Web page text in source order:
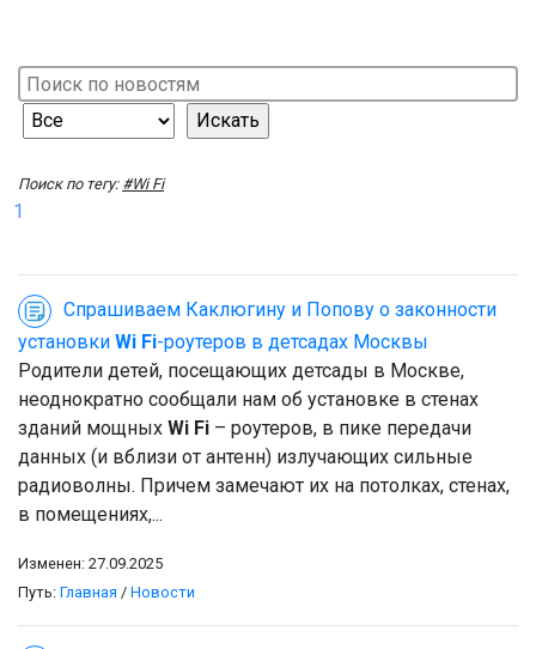
Поиск по тегу: #Wi Fi
1
Спрашиваем Каклюгину и Попову о законности
установки Wi Fi-роутеров в детсадах Москвы
Родители детей, посещающих детсады в Москве,
неоднократно сообщали нам об установке в стенах
зданий мощных Wi Fi – роутеров, в пике передачи
данных (и вблизи от антенн) излучающих сильные
радиоволны. Причем замечают их на потолках, стенах,
в помещениях,...
Изменен: 27.09.2025
Путь: Главная / Новости